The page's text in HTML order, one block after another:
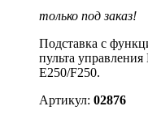
только под заказ!
Подставка c
пульта
E250/F250.
Артикул: 02876